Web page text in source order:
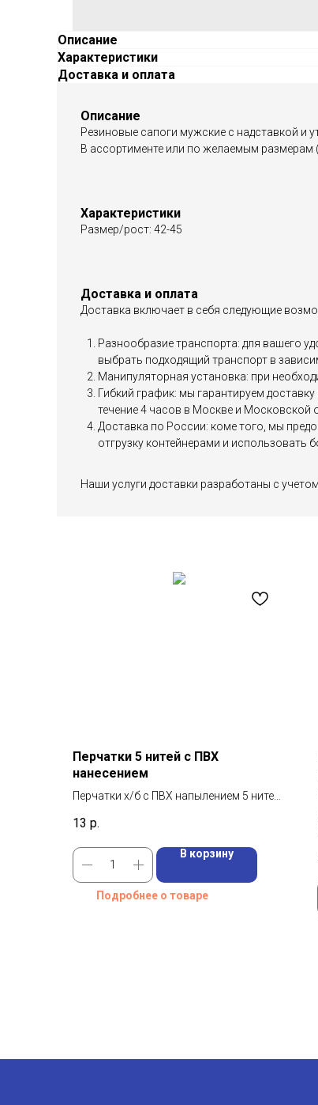
Описание
Характеристики
Доставка и оплата
Описание
Резиновые сапоги мужские с надставкой и
В ассортименте или по желаемым размерам
Характеристики
Размер/рост: 42-45
Доставка и оплата
Доставка включает в себя следующие
Разнообразие транспорта: для вашего
выбрать подходящий транспорт в
Манипуляторная установка: при
Гибкий график: мы гарантируем
течение 4 часов в Москве и Московской
Доставка по России: коме того, мы
отгрузку контейнерами и использовать
Наши услуги доставки разработаны с
Перчатки 5 нитей с ПВХ
нанесением
Перчатки х/б с ПВХ напылением 5 нитей
13 р.
В корзину
Подробнее о товаре